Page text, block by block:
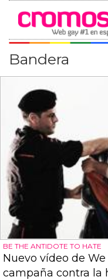
Bandera
BE THE ANTIDOTE TO HATE
Nuevo vídeo de
campaña contra la